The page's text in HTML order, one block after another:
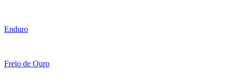
Enduro
Freio de Ouro